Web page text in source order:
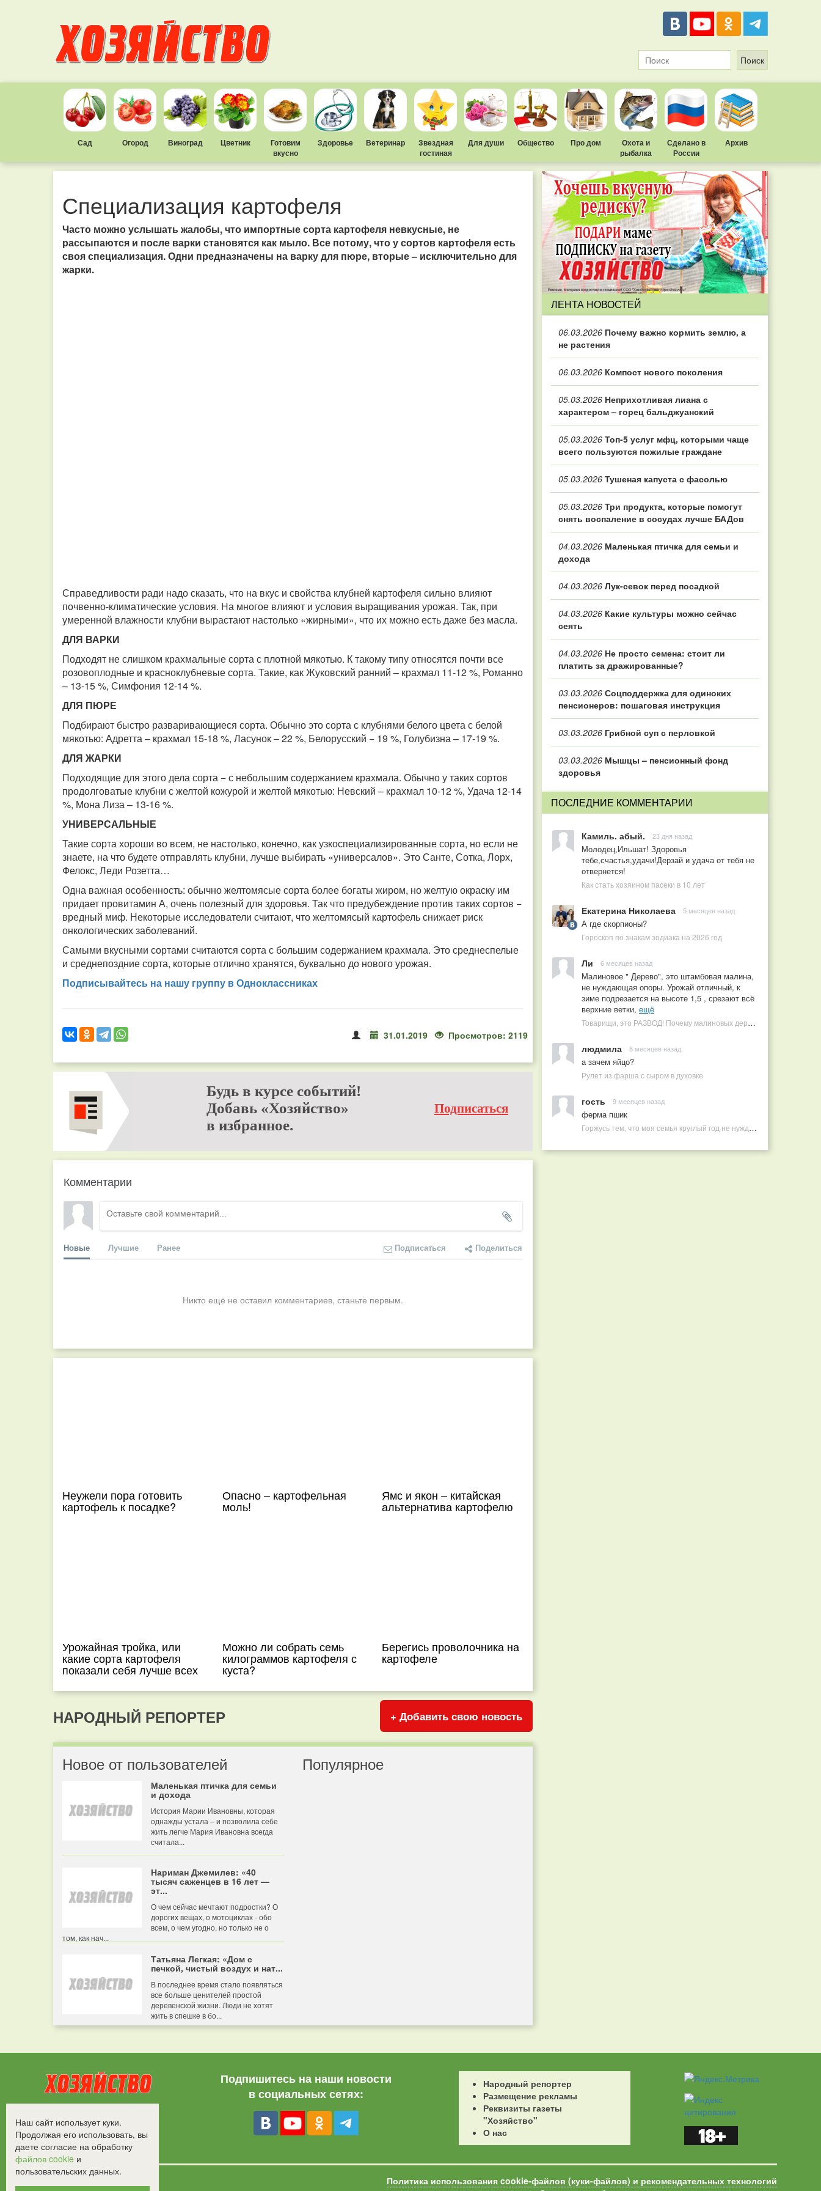
Сад Огород Виноград Цветник
Готовим
вкусно
Здоровье Ветеринар
Звездная
гостиная
Для души Общество Про дом
Охота и
рыбалка
Сделано в
России
Архив
Специализация картофеля
Часто можно услышать жалобы, что импортные сорта картофеля невкусные, не
рассыпаются и после варки становятся как мыло. Все потому, что у сортов картофеля есть
своя специализация. Одни предназначены на варку для пюре, вторые – исключительно для
жарки.
Справедливости ради надо сказать, что на вкус и свойства клубней картофеля сильно влияют
почвенно-климатические условия. На многое влияют и условия выращивания урожая. Так, при
умеренной влажности клубни вырастают настолько «жирными», что их можно есть даже без масла.
ДЛЯ ВАРКИ
Подходят не слишком крахмальные сорта с плотной мякотью. К такому типу относятся почти все
розовоплодные и красноклубневые сорта. Такие, как Жуковский ранний – крахмал 11-12 %, Романно
– 13-15 %, Симфония 12-14 %.
ДЛЯ ПЮРЕ
Подбирают быстро разваривающиеся сорта. Обычно это сорта с клубнями белого цвета с белой
мякотью: Адретта – крахмал 15-18 %, Ласунок – 22 %, Белорусский − 19 %, Голубизна – 17-19 %.
ДЛЯ ЖАРКИ
Подходящие для этого дела сорта − с небольшим содержанием крахмала. Обычно у таких сортов
продолговатые клубни с желтой кожурой и желтой мякотью: Невский – крахмал 10-12 %, Удача 12-14
%, Мона Лиза – 13-16 %.
УНИВЕРСАЛЬНЫЕ
Такие сорта хороши во всем, не настолько, конечно, как узкоспециализированные сорта, но если не
знаете, на что будете отправлять клубни, лучше выбирать «универсалов». Это Санте, Сотка, Лорх,
Фелокс, Леди Розетта…
Одна важная особенность: обычно желтомясые сорта более богаты жиром, но желтую окраску им
придает провитамин А, очень полезный для здоровья. Так что предубеждение против таких сортов −
вредный миф. Некоторые исследователи считают, что желтомясый картофель снижает риск
онкологических заболеваний.
Самыми вкусными сортами считаются сорта с большим содержанием крахмала. Это среднеспелые
и среднепоздние сорта, которые отлично хранятся, буквально до нового урожая.
Подписывайтесь на нашу группу в Одноклассниках
31.01.2019 Просмотров: 2119
Будь в курсе событий!
Добавь «Хозяйство»
в избранное.
Подписаться
Комментарии
Новые Лучшие Ранее Подписаться Поделиться
Никто ещё не оставил комментариев, станьте первым.
Неужели пора готовить
картофель к посадке?
Опасно – картофельная
моль!
Ямс и якон – китайская
альтернатива картофелю
Урожайная тройка, или
какие сорта картофеля
показали себя лучше всех
Можно ли собрать семь
килограммов картофеля с
куста?
Берегись проволочника на
картофеле
НАРОДНЫЙ РЕПОРТЕР + Добавить свою новость
Новое от пользователей
Маленькая птичка для семьи
и дохода
История Марии Ивановны, которая
однажды устала – и позволила себе
жить легче Мария Ивановна всегда
считала...
Нариман Джемилев: «40
тысяч саженцев в 16 лет —
эт...
О чем сейчас мечтают подростки? О
дорогих вещах, о мотоциклах - обо
всем, о чем угодно, но только не о
том, как нач...
Татьяна Легкая: «Дом с
печкой, чистый воздух и нат...
В последнее время стало появляться
все больше ценителей простой
деревенской жизни. Люди не хотят
жить в спешке в бо...
Популярное
ЛЕНТА НОВОСТЕЙ
06.03.2026 Почему важно кормить землю, а
не растения
06.03.2026 Компост нового поколения
05.03.2026 Неприхотливая лиана с
характером – горец бальджуанский
05.03.2026 Топ‑5 услуг мфц, которыми чаще
всего пользуются пожилые граждане
05.03.2026 Тушеная капуста с фасолью
05.03.2026 Три продукта, которые помогут
снять воспаление в сосудах лучше БАДов
04.03.2026 Маленькая птичка для семьи и
дохода
04.03.2026 Лук-севок перед посадкой
04.03.2026 Какие культуры можно сейчас
сеять
04.03.2026 Не просто семена: стоит ли
платить за дражированные?
03.03.2026 Соцподдержка для одиноких
пенсионеров: пошаговая инструкция
03.03.2026 Грибной суп с перловкой
03.03.2026 Мышцы – пенсионный фонд
здоровья
ПОСЛЕДНИЕ КОММЕНТАРИИ
Камиль. абый. 23 дня назад
Молодец,Ильшат! Здоровья
тебе,счастья,удачи!Дерзай и удача от тебя не
отвернется!
Как стать хозяином пасеки в 10 лет
Екатерина Николаева 5 месяцев назад
А где скорпионы?
Гороскоп по знакам зодиака на 2026 год
Ли 6 месяцев назад
Малиновое " Дерево", это штамбовая малина,
не нуждающая опоры. Урожай отличный, к
зиме подрезается на высоте 1,5 , срезают всё
верхние ветки, ещё
Товарищи, это РАЗВОД! Почему малиновых деревьев не бывает, или Как ушлые продавцы наживаются на мечтах садоводов
людмила 8 месяцев назад
а зачем яйцо?
Рулет из фарша с сыром в духовке
гость 9 месяцев назад
ферма пшик
Горжусь тем, что моя семья круглый год не нуждается в покупных витаминах
Все права защищены.
©2008-2017 - "Хозяйство"
Подпишитесь на наши новости
в социальных сетях:
Народный репортер
Размещение рекламы
Реквизиты газеты
"Хозяйство"
О нас
Политика использования cookie-файлов (куки-файлов) и рекомендательных технологий
Наш сайт использует куки.
Продолжая его использовать, вы
даете согласие на обработку
файлов cookie и
пользовательских данных.